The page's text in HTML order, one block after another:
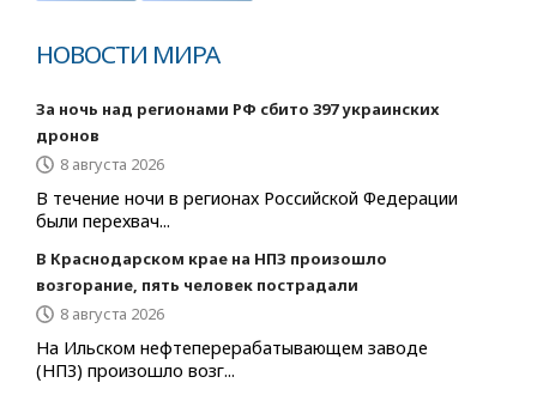
НОВОСТИ МИРА
За ночь над регионами РФ сбито 397 украинских
дронов
8 августа 2026
В течение ночи в регионах Российской Федерации
были перехвач...
В Краснодарском крае на НПЗ произошло
возгорание, пять человек пострадали
8 августа 2026
На Ильском нефтеперерабатывающем заводе
(НПЗ) произошло возг...